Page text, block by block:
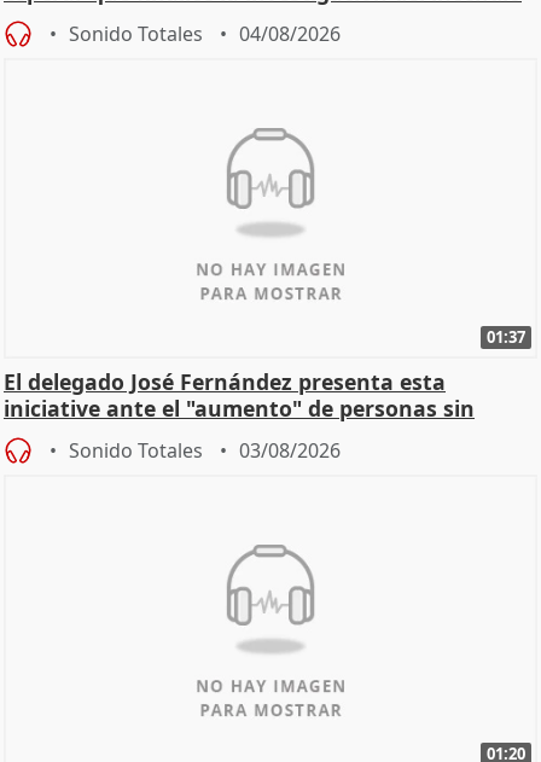
Sonido Totales 04/08/2026
01:37
El delegado José Fernández presenta esta
iniciative ante el "aumento" de personas sin
hogar en Madri
Sonido Totales 03/08/2026
01:20